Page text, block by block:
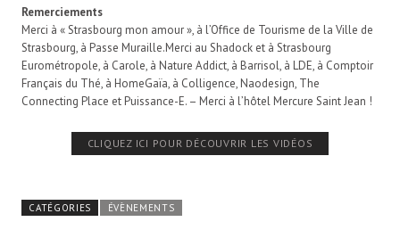
Remerciements
Merci à « Strasbourg mon amour », à l’Office de Tourisme de la Ville de
Strasbourg, à Passe Muraille.Merci au Shadock et à Strasbourg
Eurométropole, à Carole, à Nature Addict, à Barrisol, à LDE, à Comptoir
Français du Thé, à HomeGaïa, à Colligence, Naodesign, The
Connecting Place et Puissance-E. – Merci à l’hôtel Mercure Saint Jean !
CLIQUEZ ICI POUR DÉCOUVRIR LES VIDÉOS
CATÉGORIES ÉVÈNEMENTS